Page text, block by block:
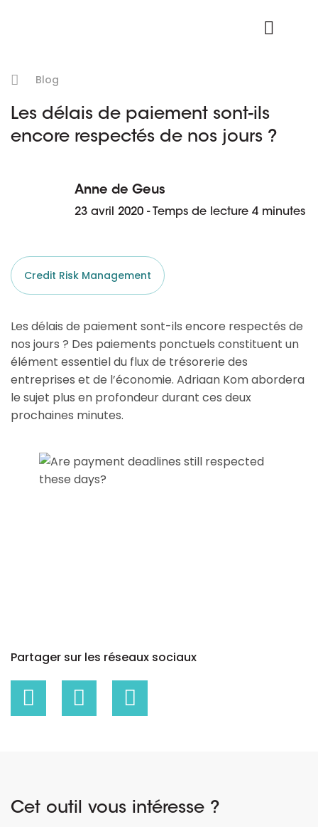
Blog
Les délais de paiement sont-ils
encore respectés de nos jours ?
Anne de Geus
23 avril 2020 - Temps de lecture 4 minutes
Credit Risk Management
Les délais de paiement sont-ils encore respectés de
nos jours ? Des paiements ponctuels constituent un
élément essentiel du flux de trésorerie des
entreprises et de l’économie. Adriaan Kom abordera
le sujet plus en profondeur durant ces deux
prochaines minutes.
Partager sur les réseaux sociaux
Cet outil vous intéresse ?